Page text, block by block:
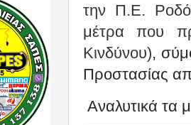
την Π.Ε.
μέτρα που
Κινδύνου),
Προστασίας
Αναλυτικά τα